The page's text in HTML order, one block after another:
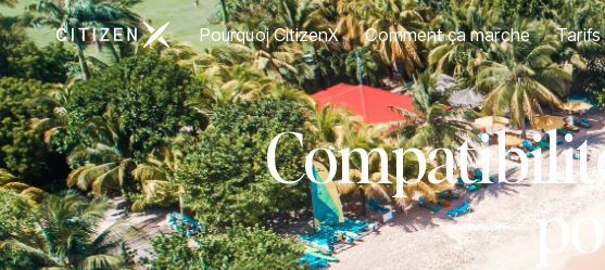
Aller à la page d'accueil de CitizenX
Pourquoi CitizenX Comment ça marche Tarifs